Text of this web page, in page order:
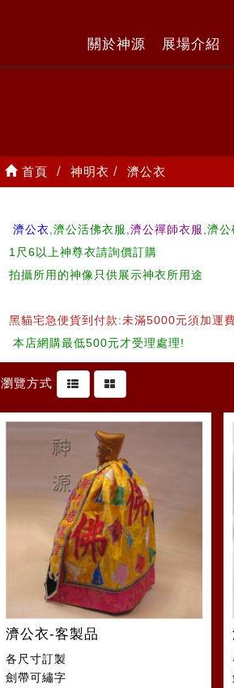
關於神源 展場介紹
首頁 神明衣 濟公衣
濟公衣 ,濟公活佛衣服, 濟公禪師衣服 ,濟公
1尺6以上神尊衣請詢價訂購
拍攝所用的神像只供展示神衣所用途
黑貓宅急便貨到付款:未滿5000元須加運
本店網購最低500元才受理處理!
瀏覽方式
濟公衣-客製品
各尺寸訂製
劍帶可繡字